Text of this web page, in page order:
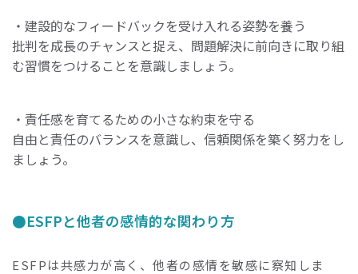
・建設的なフィードバックを受け入れる姿勢を養う
批判を成長のチャンスと捉え、問題解決に前向きに取り組
む習慣をつけることを意識しましょう。
・責任感を育てるための小さな約束を守る
自由と責任のバランスを意識し、信頼関係を築く努力をし
ましょう。
ESFPと他者の感情的な関わり方
ESFPは共感力が高く、他者の感情を敏感に察知しま